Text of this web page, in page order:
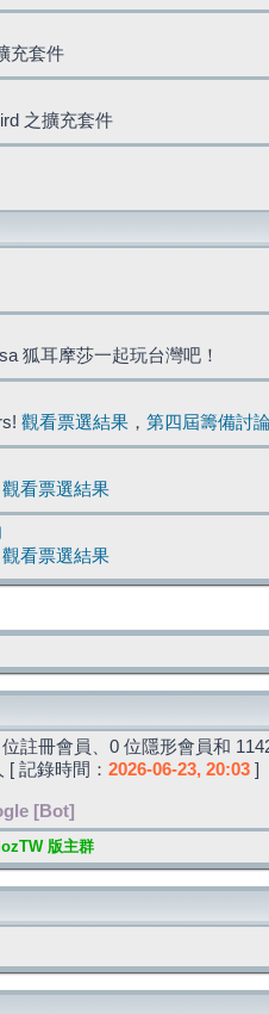
充套件
之擴充套件
狐耳摩莎一起玩台灣吧！
觀看票選結果 ， 第四屆籌備討
觀看票選結果
觀看票選結果
註冊會員、0 位隱形會員和
[ 記錄時間： 2026-06-23, 20:03 ]
[Bot]
版主群